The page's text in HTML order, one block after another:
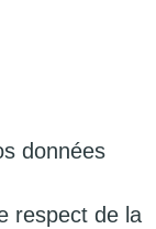
données
respect de la